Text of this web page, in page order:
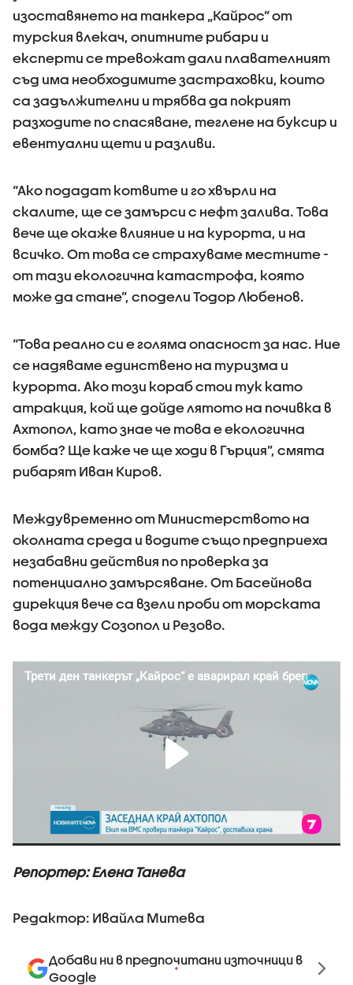
изоставянето на танкера „Кайрос“ от
турския влекач, опитните рибари и
експерти се тревожат дали плавателният
съд има необходимите застраховки, които
са задължителни и трябва да покрият
разходите по спасяване, теглене на буксир и
евентуални щети и разливи.
“Ако подадат котвите и го хвърли на
скалите, ще се замърси с нефт залива. Това
вече ще окаже влияние и на курорта, и на
всичко. От това се страхуваме местните -
от тази екологична катастрофа, която
може да стане”, сподели Тодор Любенов.
“Това реално си е голяма опасност за нас. Ние
се надяваме единствено на туризма и
курорта. Ако този кораб стои тук като
атракция, кой ще дойде лятото на почивка в
Ахтопол, като знае че това е екологична
бомба? Ще каже че ще ходи в Гърция”, смята
рибарят Иван Киров.
Междувременно от Министерството на
околната среда и водите също предприеха
незабавни действия по проверка за
потенциално замърсяване. От Басейнова
дирекция вече са взели проби от морската
вода между Созопол и Резово.
Репортер: Елена Танева
Редактор: Ивайла Митева
Добави ни в предпочитани източници в
Google